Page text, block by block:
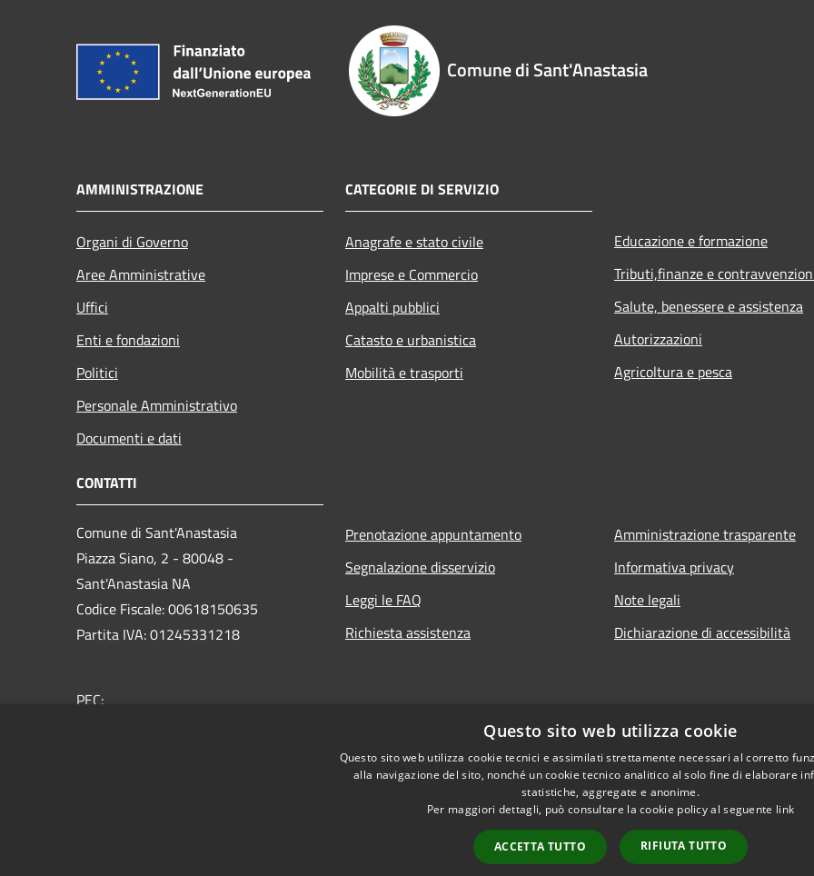
Comune di Sant'Anastasia
AMMINISTRAZIONE
Organi di Governo
Aree Amministrative
Uffici
Enti e fondazioni
Politici
Personale Amministrativo
Documenti e dati
CATEGORIE DI SERVIZIO
Anagrafe e stato civile
Imprese e Commercio
Appalti pubblici
Catasto e urbanistica
Mobilità e trasporti
Educazione e formazione
Tributi,finanze e
Salute, benessere e assistenza
Autorizzazioni
Agricoltura e pesca
CONTATTI
Comune di Sant'Anastasia
Piazza Siano, 2 - 80048 -
Sant'Anastasia NA
Codice Fiscale: 00618150635
Partita IVA: 01245331218
PEC:
Prenotazione appuntamento
Segnalazione disservizio
Leggi le FAQ
Richiesta assistenza
Amministrazione trasparente
Informativa privacy
Note legali
Dichiarazione di accessibilità
Copyright © 2026 •
Questo sito web utilizza cookie
Questo sito web utilizza cookie tecnici e assimilati strettamente necessari al corretto
alla navigazione del sito, nonché un cookie tecnico analitico al solo fine di elaborare
statistiche, aggregate e anonime.
Per maggiori dettagli, può consultare la cookie policy al seguente link
ACCETTA TUTTO RIFIUTA TUTTO